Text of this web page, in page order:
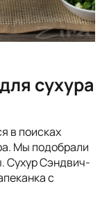
сухура
в поисках
Мы подобрали
Сухур Сэндвич-
с